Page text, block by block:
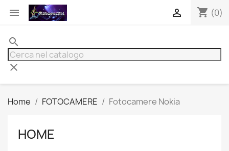
 shopping_cart (0)

search
clear
Home FOTOCAMERE Fotocamere Nokia
HOME